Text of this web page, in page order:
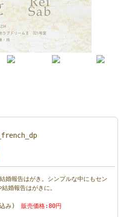
婚報告はがき。シンプルな中にもセン
婚報告はがきに。
込み) 販売価格:80円